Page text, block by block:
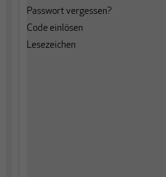
Passwort vergessen?
Code einlösen
Lesezeichen